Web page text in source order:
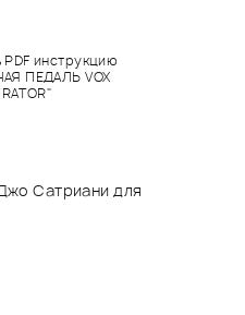
PDF инструкцию
ПЕДАЛЬ VOX
Сатриани для